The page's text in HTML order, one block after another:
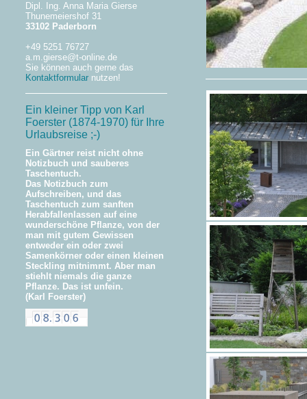
Dipl. Ing. Anna Maria Gierse
Thunemeiershof 31
33102 Paderborn
+49 5251 76727
a.m.gierse@t-online.de
Sie können auch gerne das
Kontaktformular nutzen!
Ein kleiner Tipp von Karl
Foerster (1874-1970) für Ihre
Urlaubsreise ;-)
Ein Gärtner reist nicht ohne
Notizbuch und sauberes
Taschentuch.
Das Notizbuch zum
Aufschreiben, und das
Taschentuch zum sanften
Herabfallenlassen auf eine
wunderschöne Pflanze, von der
man mit gutem Gewissen
entweder ein oder zwei
Samenkörner oder einen kleinen
Steckling mitnimmt. Aber man
stiehlt niemals die ganze
Pflanze. Das ist unfein.
(Karl Foerster)